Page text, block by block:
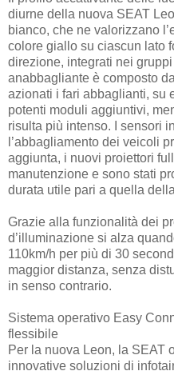
diurne della nuova SEAT
bianco, che ne valorizzano
colore giallo su ciascun lato
direzione, integrati nei
anabbagliante è composto
azionati i fari abbaglianti, su
potenti moduli aggiuntivi,
risulta più intenso. I sensori
l’abbagliamento dei veicoli
aggiunta, i nuovi proiettori
manutenzione e sono stati
durata utile pari a quella
Grazie alla funzionalità dei
d’illuminazione si alza
110km/h per più di 30
maggior distanza, senza
in senso contrario.
Sistema operativo Easy
flessibile
Per la nuova Leon, la SEAT
innovative soluzioni di